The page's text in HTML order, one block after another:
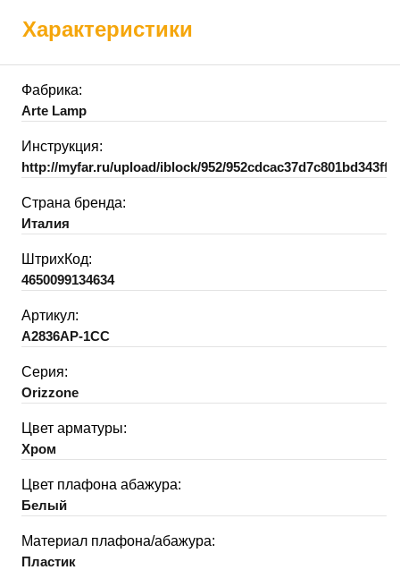
Характеристики
Фабрика:
Arte Lamp
Инструкция:
http://myfar.ru/upload/iblock/952/
Страна бренда:
Италия
ШтрихКод:
4650099134634
Артикул:
A2836AP-1CC
Серия:
Orizzone
Цвет арматуры:
Хром
Цвет плафона абажура:
Белый
Материал плафона/абажура:
Пластик